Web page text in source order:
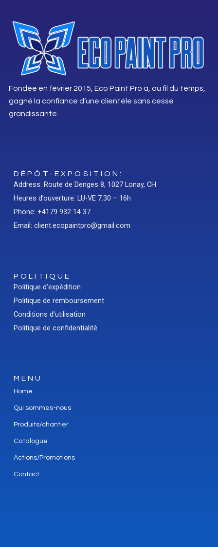
Fondée en février 2015, Eco Paint Pro a, au fil du temps,
gagné la confiance d’une clientèle sans cesse
grandissante.
DÉPÔT-EXPOSITION:
Address: Route de Denges 8, 1027 Lonay, CH
Heures d’ouverture: LU-VE 7.30 – 16h
Phone: +4179 932 14 37
Email: client.ecopaintpro@gmail.com
POLITIQUE
Politique d’expédition
Politique de remboursement
Conditions d’utilisation
Politique de confidentialité
MENU
Home
Qui sommes-nous
Produits/chantier
Catalogue
Actions/Promotions
Contact